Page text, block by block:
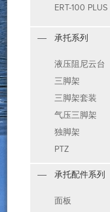
ERT-100 PLUS
承托系列
液压阻尼云台
三脚架
三脚架套装
气压三脚架
独脚架
PTZ
承托配件系列
面板